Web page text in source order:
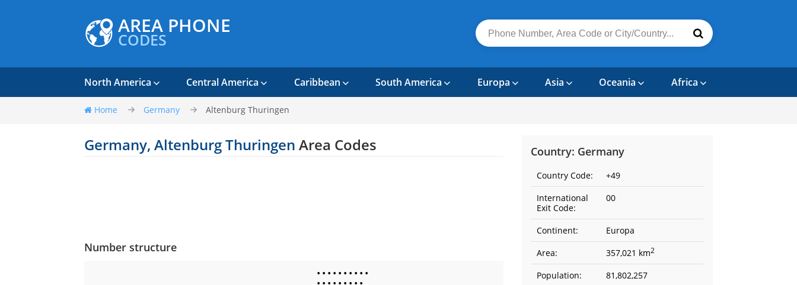
AREA PHONE
CODES
North America Central America Caribbean South America Europa Asia Oceania Africa
Home Germany Altenburg Thuringen
Germany, Altenburg Thuringen Area Codes
Number structure
• • • • • • • • • •
Country: Germany
Country Code:
+49
International
Exit Code:
00
Continent:
Europa
Area:
357,021 km2
Population:
81,802,257